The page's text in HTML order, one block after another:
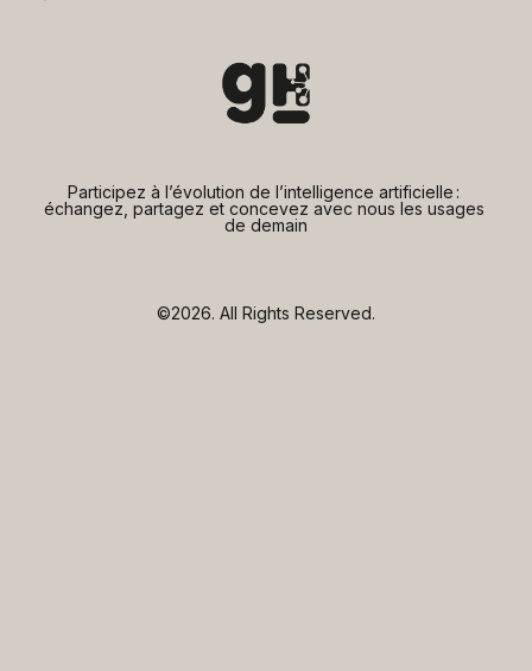
Participez à l’évolution de l’intelligence artificielle :
échangez, partagez et concevez avec nous les usages
de demain
©2026. All Rights Reserved.